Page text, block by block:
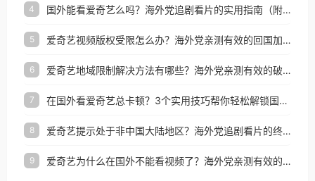
4 国外能看爱奇艺么吗？海外党追剧看片的实用指南（附避坑技巧）
5 爱奇艺视频版权受限怎么办？海外党亲测有效的回国加速器选择指南
6 爱奇艺地域限制解决方法有哪些？海外党亲测有效的破界指南
7 在国外看爱奇艺总卡顿？3个实用技巧帮你轻松解锁国内影音与生活服务
8 爱奇艺提示处于非中国大陆地区？海外党追剧看片的终极解决方案来了
9 爱奇艺为什么在国外不能看视频了？海外党亲测有效的回国加速方案来了